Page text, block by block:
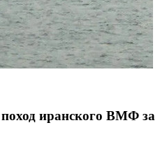
иранского ВМФ за